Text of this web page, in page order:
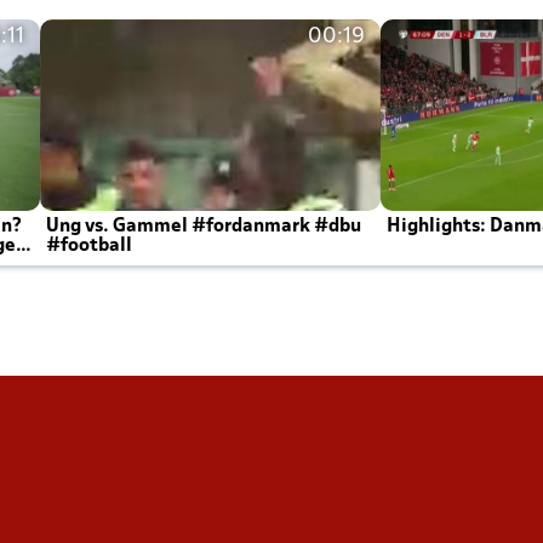
00:19
Ung vs. Gammel #fordanmark #dbu
#football
Highlights: